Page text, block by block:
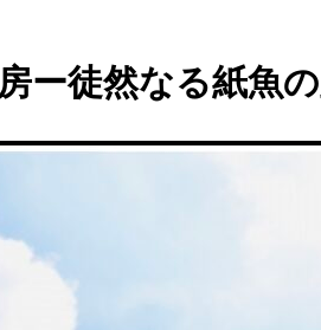
ー徒然なる紙魚